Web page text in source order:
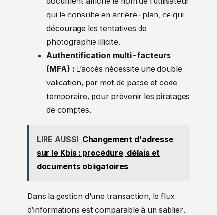
qui le consulte en arrière-plan, ce qui
décourage les tentatives de
photographie illicite.
Authentification multi-facteurs
(MFA) : L’accès nécessite une double
validation, par mot de passe et code
temporaire, pour prévenir les piratages
de comptes.
LIRE AUSSI Changement d'adresse
sur le Kbis : procédure, délais et
documents obligatoires
Dans la gestion d’une transaction, le flux
d’informations est comparable à un sablier.